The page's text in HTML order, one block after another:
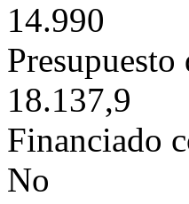
14.990
18.137,9
Financiado
No